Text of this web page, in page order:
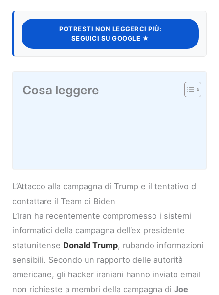
POTRESTI NON LEGGERCI PIÙ:
SEGUICI SU GOOGLE ★
Cosa leggere
L’Attacco alla campagna di Trump e il tentativo di
contattare il Team di Biden
L’Iran ha recentemente compromesso i sistemi
informatici della campagna dell’ex presidente
statunitense Donald Trump, rubando informazioni
sensibili. Secondo un rapporto delle autorità
americane, gli hacker iraniani hanno inviato email
non richieste a membri della campagna diJoe